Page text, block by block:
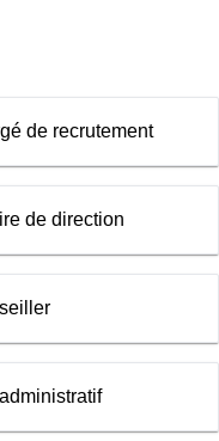
de recrutement
de direction